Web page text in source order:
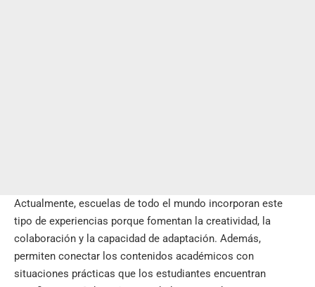
Actualmente, escuelas de todo el mundo incorporan este
tipo de experiencias porque fomentan la creatividad, la
colaboración y la capacidad de adaptación. Además,
permiten conectar los contenidos académicos con
situaciones prácticas que los estudiantes encuentran